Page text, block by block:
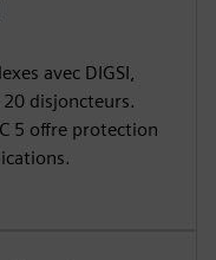
avec DIGSI,
disjoncteurs.
5 offre protection